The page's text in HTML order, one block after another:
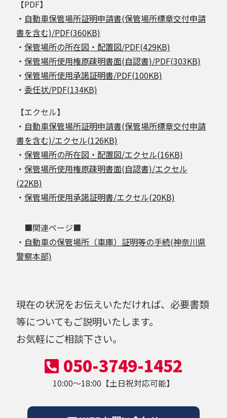
【PDF】
・ 自動車保管場所証明申請書(保管場所標章交付申請
書を含む)/PDF(360KB)
・ 保管場所の所在図・配置図/PDF(429KB)
・ 保管場所使用権原疎明書面(自認書)/PDF(303KB)
・ 保管場所使用承諾証明書/PDF(100KB)
・ 委任状/PDF(134KB)
【エクセル】
・ 自動車保管場所証明申請書(保管場所標章交付申請
書を含む)/エクセル(126KB)
・ 保管場所の所在図・配置図/エクセル(16KB)
・ 保管場所使用権原疎明書面(自認書)/エクセル
(22KB)
・ 保管場所使用承諾証明書/エクセル(20KB)
■関連ページ■
・ 自動車の保管場所（車庫）証明等の手続(神奈川県
警察本部)
現在の状況をお伝えいただければ、必要書類
等についてもご説明いたします。
お気軽にご相談下さい。
050-3749-1452
10:00～18:00【土日祝対応可能】